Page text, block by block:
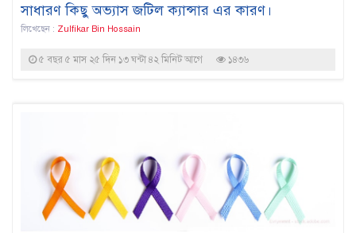
সাধারণ কিছু অভ্যাস জটিল ক্যান্সার এর কারণ।
লিখেছেন : Zulfikar Bin Hossain
৫ বছর ৫ মাস ২৫ দিন ১৩ ঘন্টা ৪২ মিনিট আগে ১৪৩৬